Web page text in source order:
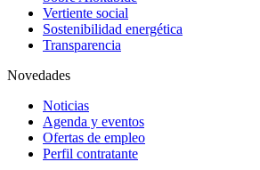
Vertiente social
Sostenibilidad energética
Transparencia
Novedades
Noticias
Agenda y eventos
Ofertas de empleo
Perfil contratante